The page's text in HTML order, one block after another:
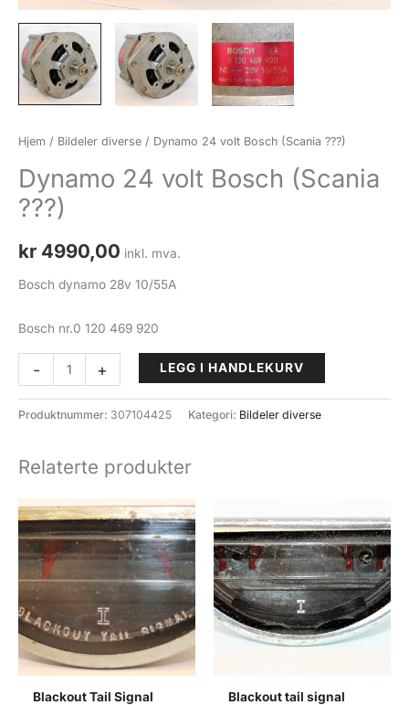
Hjem / Bildeler diverse / Dynamo 24 volt Bosch (Scania ???)
Dynamo 24 volt Bosch (Scania
???)
kr 4990,00 inkl. mva.
Bosch dynamo 28v 10/55A
Bosch nr.0 120 469 920
-
24
volt
???)
+ LEGG I HANDLEKURV
Produktnummer: 307104425 Kategori: Bildeler diverse
Relaterte produkter
Blackout Tail Signal
Blackout tail signal